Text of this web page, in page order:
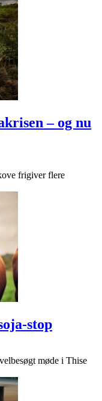
– og nu
frigiver flere
stop
møde i Thise